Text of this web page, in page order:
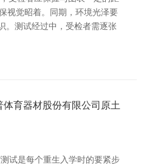
视觉昭着。同期，环境光泽要
。测试经过中，受检者需逐张
育器材股份有限公司原土
试是每个重生入学时的要紧步